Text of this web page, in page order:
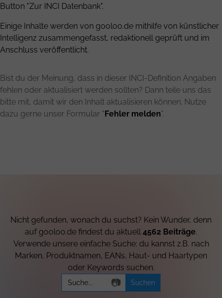
Button "Zur INCI Datenbank".
Einige Inhalte werden von gooloo.de mithilfe von künstlicher
Intelligenz zusammengefasst, redaktionell geprüft und im
Anschluss veröffentlicht.
Bist du der Meinung, dass in dieser INCI-Definition Angaben
fehlen oder aktualisiert werden sollten? Dann teile uns das
bitte mit, damit wir den Inhalt aktualisieren können. Nutze
dazu gerne unser Formular "Fehler melden".
Nicht gefunden, wonach du suchst? Kein Wunder, denn
auf gooloo.de findest du aktuell 4562 Beiträge.
Verwende unsere einfache Suche: du kannst z.B. nach
Marken, Produktnamen, EANs, Haut- und Haartypen
oder Keywords suchen.
Search
for:
📷